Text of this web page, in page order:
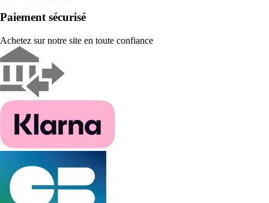
Paiement sécurisé
Achetez sur notre site en toute confiance